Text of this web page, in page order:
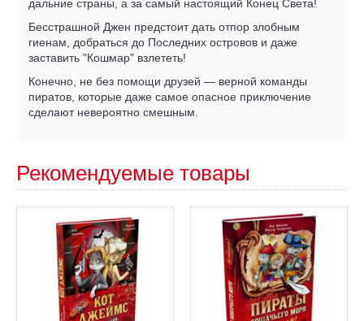
дальние страны, а за самый настоящий Конец Света!
Бесстрашной Джен предстоит дать отпор злобным
гиенам, добраться до Последних островов и даже
заставить "Кошмар" взлететь!
Конечно, не без помощи друзей — верной команды
пиратов, которые даже самое опасное приключение
сделают невероятно смешным.
Рекомендуемые товары